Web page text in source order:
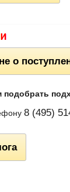
о
8 (495)